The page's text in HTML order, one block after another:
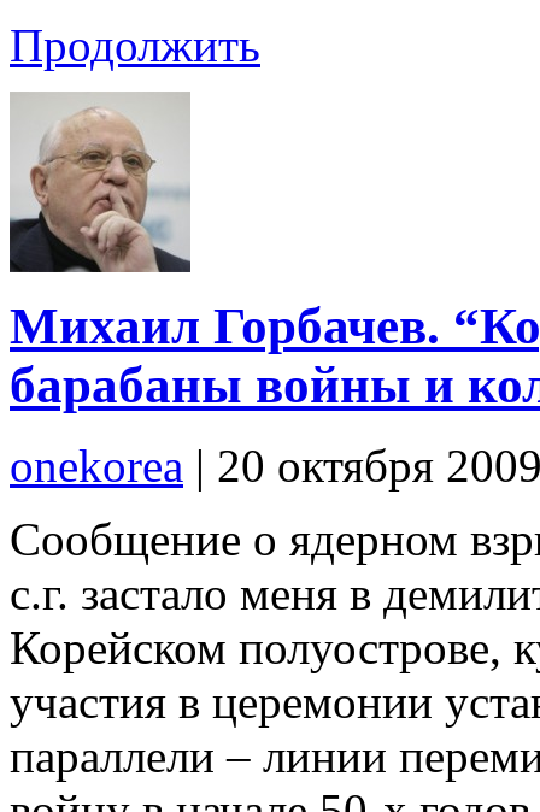
Продолжить
Михаил Горбачев.
барабаны войны и
onekorea | 20 октября
Сообщение о ядерном
с.г. застало меня в
Корейском полуострове,
участия в церемонии
параллели – линии